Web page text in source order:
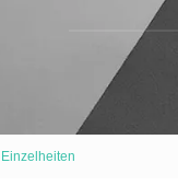
Einzelheiten